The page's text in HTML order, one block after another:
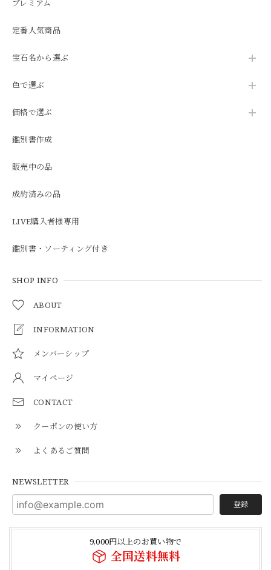
プレミアム
定番人気商品
宝石名から選ぶ
色で選ぶ
価格で選ぶ
鑑別書作成
販売中の品
成約済みの品
LIVE購入者様専用
鑑別書・ソーティング付き
SHOP INFO
ABOUT
INFORMATION
メンバーシップ
マイページ
CONTACT
クーポンの使い方
よくあるご質問
NEWSLETTER
登録
9,000円以上のお買い物で
全国送料無料